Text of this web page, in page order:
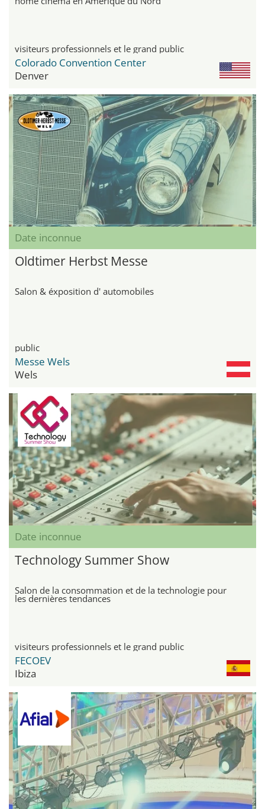
visiteurs professionnels et le grand public
Colorado Convention Center
Denver
Date inconnue
Oldtimer Herbst Messe
Salon & éxposition d' automobiles
public
Messe Wels
Wels
Date inconnue
Technology Summer Show
Salon de la consommation et de la technologie pour
les dernières tendances
visiteurs professionnels et le grand public
FECOEV
Ibiza